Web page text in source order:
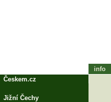
info
Českem.cz
Jižní Čechy
tohle bude zápátí